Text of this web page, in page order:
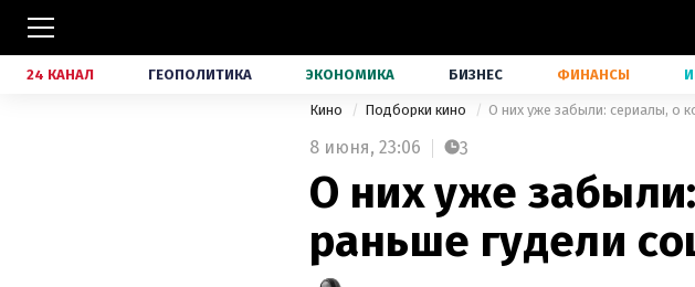
24 КАНАЛ ГЕОПОЛИТИКА ЭКОНОМИКА БИЗНЕС ФИНАНСЫ
Кино Подборки кино О них уже забыли: сериалы, о
8 июня, 23:06 3
О них уже
раньше гудели